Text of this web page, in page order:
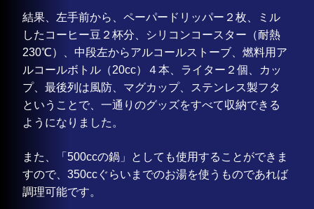
結果、左手前から、ペーパードリッパー２枚、ミル
したコーヒー豆２杯分、シリコンコースター（耐熱
230℃）、中段左からアルコールストーブ、燃料用ア
ルコールボトル（20cc）４本、ライター２個、カッ
プ、最後列は風防、マグカップ、ステンレス製フタ
ということで、一通りのグッズをすべて収納できる
ようになりました。
また、「500ccの鍋」としても使用することができま
すので、350ccぐらいまでのお湯を使うものであれば
調理可能です。